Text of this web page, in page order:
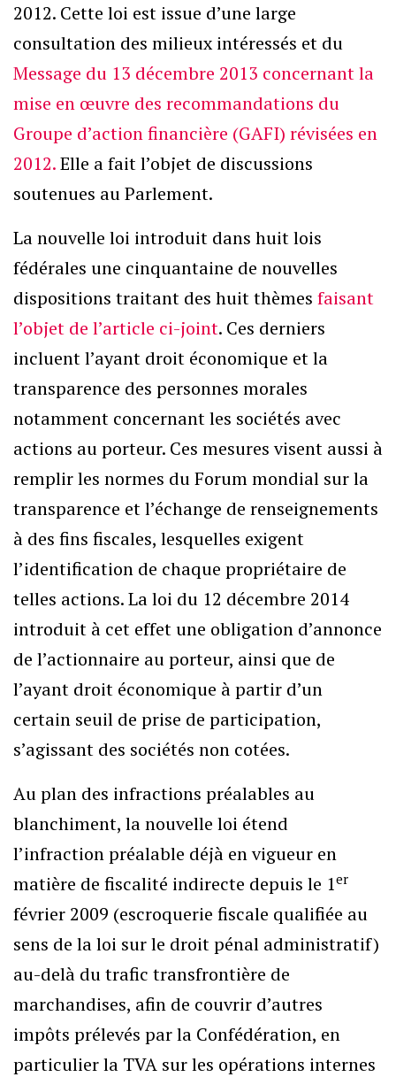
2012. Cette loi est issue d’une large
consultation des milieux intéressés et du
Message du 13 décembre 2013 concernant la
mise en œuvre des recommandations du
Groupe d’action financière (GAFI) révisées en
2012.Elle a fait l’objet de discussions
soutenues au Parlement.
La nouvelle loi introduit dans huit lois
fédérales une cinquantaine de nouvelles
dispositions traitant des huit thèmes faisant
l’objet de l’article ci-joint. Ces derniers
incluent l’ayant droit économique et la
transparence des personnes morales
notamment concernant les sociétés avec
actions au porteur. Ces mesures visent aussi à
remplir les normes du Forum mondial sur la
transparence et l’échange de renseignements
à des fins fiscales, lesquelles exigent
l’identification de chaque propriétaire de
telles actions. La loi du 12 décembre 2014
introduit à cet effet une obligation d’annonce
de l’actionnaire au porteur, ainsi que de
l’ayant droit économique à partir d’un
certain seuil de prise de participation,
s’agissant des sociétés non cotées.
Au plan des infractions préalables au
blanchiment, la nouvelle loi étend
l’infraction préalable déjà en vigueur en
matière de fiscalité indirecte depuis le 1er
février 2009 (escroquerie fiscale qualifiée au
sens de la loi sur le droit pénal administratif)
au-delà du trafic transfrontière de
marchandises, afin de couvrir d’autres
impôts prélevés par la Confédération, en
particulier la TVA sur les opérations internes